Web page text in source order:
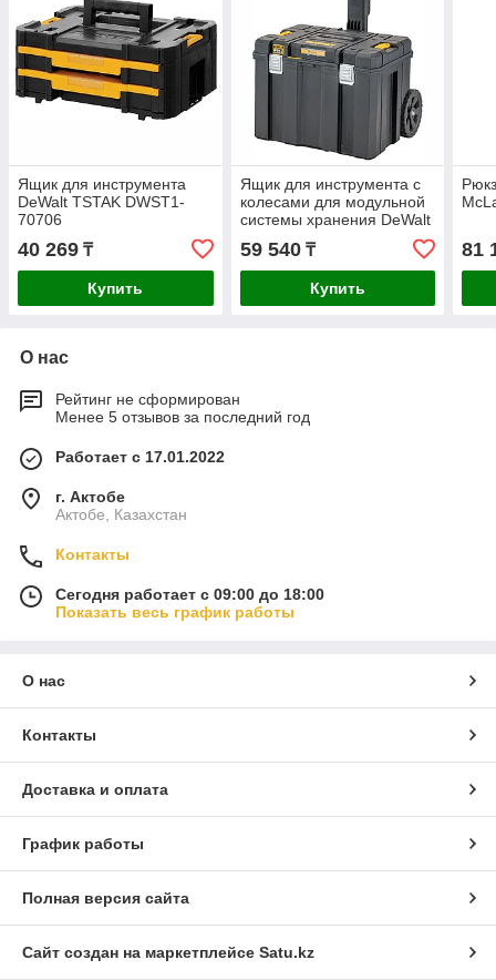
Ящик для инструмента
DeWalt TSTAK DWST1-
70706
40 269 ₸
Купить
Ящик для инструмента с
колесами для модульной
системы хранения DeWalt
TSTAK 2.0 DWST83347-1
59 540₸
Купить
81
О нас
Рейтинг не сформирован
Менее 5 отзывов за последний год
Работает с 17.01.2022
г. Актобе
Актобе, Казахстан
Контакты
Сегодня работает с 09:00 до 18:00
Показать весь график работы
О нас
Контакты
Доставка и оплата
График работы
Полная версия сайта
Сайт создан на маркетплейсе Satu.kz